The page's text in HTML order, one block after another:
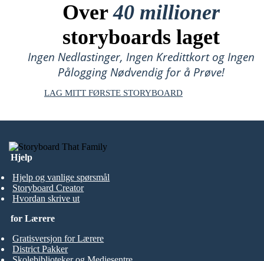
Over40 millioner
storyboards laget
Ingen Nedlastinger, Ingen Kredittkort og Ingen
Pålogging Nødvendig for å Prøve!
LAG MITT FØRSTE STORYBOARD
Hjelp
Hjelp og vanlige spørsmål
Storyboard Creator
Hvordan skrive ut
for Lærere
Gratisversjon for Lærere
District Pakker